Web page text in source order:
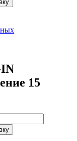
IN
15